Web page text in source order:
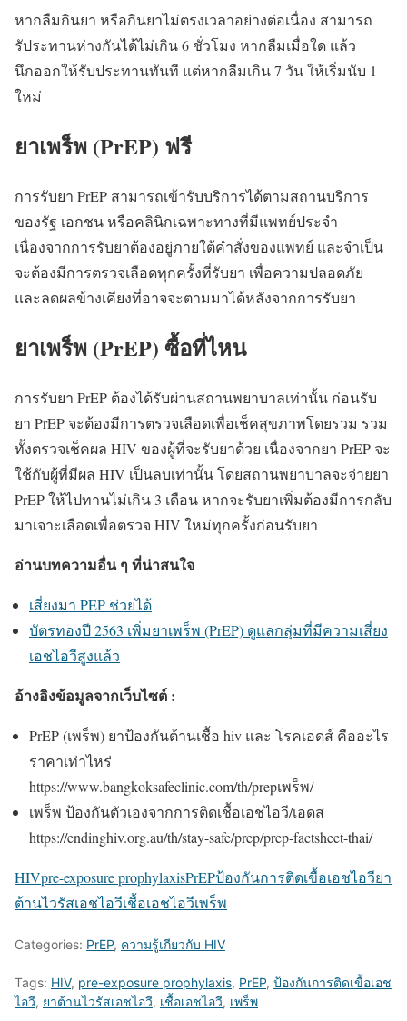
หากลืมกินยา หรือกินยาไม่ตรงเวลาอย่างต่อเนื่อง สามารถ
รัประทานห่างกันได้ไม่เกิน 6 ชั่วโมง หากลืมเมื่อใด แล้ว
นึกออกให้รับประทานทันที แต่หากลืมเกิน 7 วัน ให้เริ่มนับ 1
ใหม่
ยาเพร็พ (PrEP) ฟรี
การรับยา PrEP สามารถเข้ารับบริการได้ตามสถานบริการ
ของรัฐ เอกชน หรือคลินิกเฉพาะทางที่มีแพทย์ประจำ
เนื่องจากการรับยาต้องอยู่ภายใต้คำสั่งของแพทย์ และจำเป็น
จะต้องมีการตรวจเลือดทุกครั้งที่รับยา เพื่อความปลอดภัย
และลดผลข้างเคียงที่อาจจะตามมาได้หลังจากการรับยา
ยาเพร็พ (PrEP) ซื้อที่ไหน
การรับยา PrEP ต้องได้รับผ่านสถานพยาบาลเท่านั้น ก่อนรับ
ยา PrEP จะต้องมีการตรวจเลือดเพื่อเช็คสุขภาพโดยรวม รวม
ทั้งตรวจเช็คผล HIV ของผู้ที่จะรับยาด้วย เนื่องจากยา PrEP จะ
ใช้กับผู้ที่มีผล HIV เป็นลบเท่านั้น โดยสถานพยาบาลจะจ่ายยา
PrEP ให้ไปทานไม่เกิน 3 เดือน หากจะรับยาเพิ่มต้องมีการกลับ
มาเจาะเลือดเพื่อตรวจ HIV ใหม่ทุกครั้งก่อนรับยา
อ่านบทความอื่น ๆ ที่น่าสนใจ
เสี่ยงมา PEP ช่วยได้
บัตรทองปี 2563 เพิ่มยาเพร็พ (PrEP) ดูแลกลุ่มที่มีความเสี่ยง
เอชไอวีสูงแล้ว
อ้างอิงข้อมูลจากเว็บไซต์ :
PrEP (เพร็พ) ยาป้องกันต้านเชื้อ hiv และ โรคเอดส์ คืออะไร
ราคาเท่าไหร่
https://www.bangkoksafeclinic.com/th/prepเพร็พ/
เพร็พ ป้องกันตัวเองจากการติดเชื้อเอชไอวี/เอดส
https://endinghiv.org.au/th/stay-safe/prep/prep-factsheet-thai/
HIVpre-exposure prophylaxisPrEPป้องกันการติดเขื้อเอชไอวียา
ต้านไวรัสเอชไอวีเชื้อเอชไอวีเพร็พ
Categories: PrEP, ความรู้เกียวกับ HIV
Tags: HIV, pre-exposure prophylaxis, PrEP, ป้องกันการติดเขื้อเอช
ไอวี, ยาต้านไวรัสเอชไอวี, เชื้อเอชไอวี, เพร็พ